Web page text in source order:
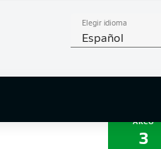
Elegir idioma
Español
ARCO
3